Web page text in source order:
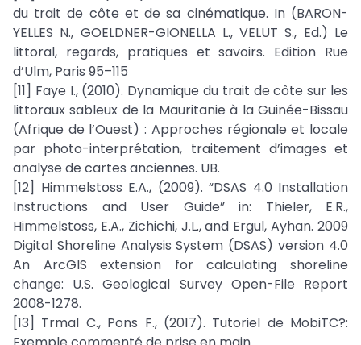
du trait de côte et de sa cinématique. In (BARON-
YELLES N., GOELDNER-GIONELLA L., VELUT S., Ed.) Le
littoral, regards, pratiques et savoirs. Edition Rue
d’Ulm, Paris 95–115
[11] Faye I., (2010). Dynamique du trait de côte sur les
littoraux sableux de la Mauritanie à la Guinée-Bissau
(Afrique de l’Ouest) : Approches régionale et locale
par photo-interprétation, traitement d’images et
analyse de cartes anciennes. UB.
[12] Himmelstoss E.A., (2009). “DSAS 4.0 Installation
Instructions and User Guide” in: Thieler, E.R.,
Himmelstoss, E.A., Zichichi, J.L., and Ergul, Ayhan. 2009
Digital Shoreline Analysis System (DSAS) version 4.0
An ArcGIS extension for calculating shoreline
change: U.S. Geological Survey Open-File Report
2008-1278.
[13] Trmal C., Pons F., (2017). Tutoriel de MobiTC?: